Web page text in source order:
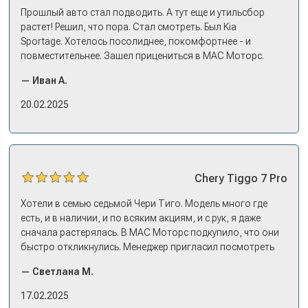
Прошлый авто стал подводить. А тут еще и утильсбор
растет! Решил, что пора. Стал смотреть. Был Kia
Sportage. Хотелось посолиднее, покомфортнее - и
повместительнее. Зашел прицениться в МАС Моторс.
и прям мое! Даже не скажешь, что «китаец». Прям не
вылезая из него и порешали. Спортэйдж в трейд-ин
— Иван А.
20.02.2025
Chery Tiggo 7 Pro
Хотели в семью седьмой Чери Тиго. Модель много где
есть, и в наличии, и по всяким акциям, и с рук, я даже
сначала растерялась. В МАС Моторс подкупило, что они
быстро откликнулись. Менеджер пригласил посмотреть
примериться. Нам тут недалеко, пришли в салон - и в тот
же день купили машину! Неожиданно, но довольны! Все
— Светлана М.
17.02.2025